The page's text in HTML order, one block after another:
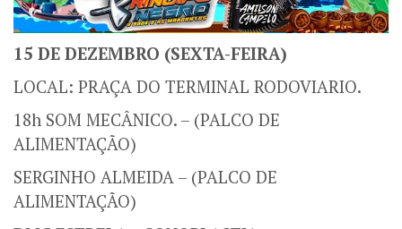
15 DE DEZEMBRO (SEXTA-FEIRA)
LOCAL: PRAÇA DO TERMINAL RODOVIARIO.
18h SOM MECÂNICO. – (PALCO DE
ALIMENTAÇÃO)
SERGINHO ALMEIDA – (PALCO DE
ALIMENTAÇÃO)